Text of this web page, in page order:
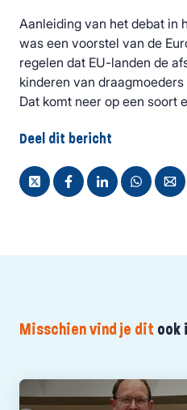
Aanleiding van het debat in
was een voorstel van de
regelen dat EU-landen de
kinderen van
Dat komt neer op een soort
Deel dit bericht
Misschien vind je dit ook